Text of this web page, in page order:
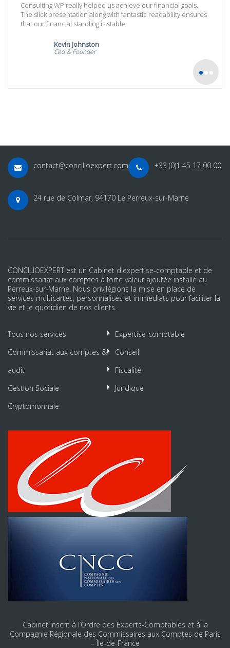
Consulting WP really helped us achieve our financial goals.
The slick presentation along with fantastic readability ensures
that our financial standing is stable.
Kevin Johnston
Ceo & Founder
contact@concilioexpert.com +33 (0)1 45 17 00 00
24 rue de Colmar, 94170 Le Perreux-sur-Marne
CONCILIOEXPERT est un Cabinet d'expertise-comptable et de
commissariat aux comptes à forte valeur ajoutée installé au
Perreux-sur-Marne. Nous privilégions la mise en place de
services multicartes, personnalisés et immédiats pour faciliter la
vie et le quotidien de nos clients.
Tous nos services
Expertise-comptable
Commissariat aux comptes &
audit
Conseil
Fiscalité
Gestion Sociale
Juridique
Cryptomonnaie
Cabinet inscrit à l’Ordre des Experts-Comptables et à la
Compagnie Régionale des Commissaires aux Comptes de Paris
– Île-de-France